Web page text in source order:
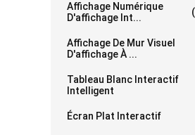
Affichage Numérique
D'affichage Int...
Affichage De Mur Visuel
D'affichage À ...
Tableau Blanc Interactif
Intelligent
Écran Plat Interactif